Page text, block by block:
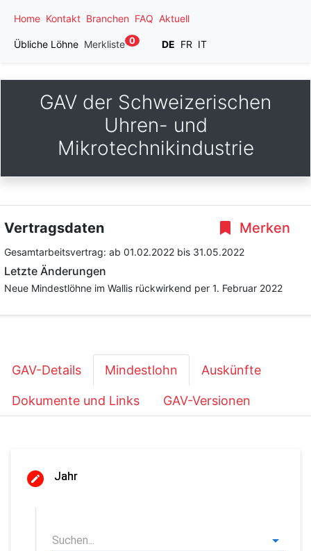
Home Kontakt Branchen FAQ Aktuell
Übliche Löhne Merkliste 0 DE FR IT
GAV der Schweizerischen
Uhren- und
Mikrotechnikindustrie
Merken
Vertragsdaten
Gesamtarbeitsvertrag: ab 01.02.2022 bis 31.05.2022
Letzte Änderungen
Neue Mindestlöhne im Wallis rückwirkend per 1. Februar 2022
GAV-Details Mindestlohn Auskünfte
Dokumente und Links GAV-Versionen
Jahr